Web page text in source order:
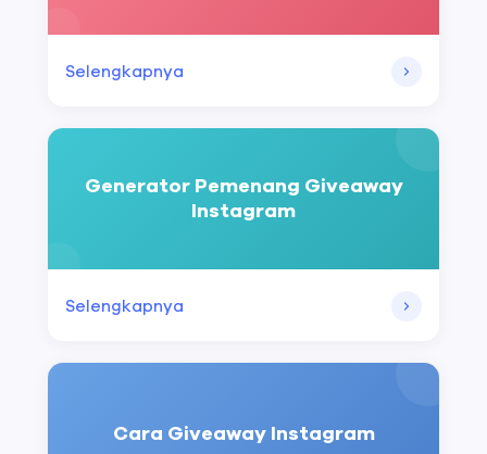
Selengkapnya
Generator Pemenang Giveaway
Instagram
Selengkapnya
Cara Giveaway Instagram